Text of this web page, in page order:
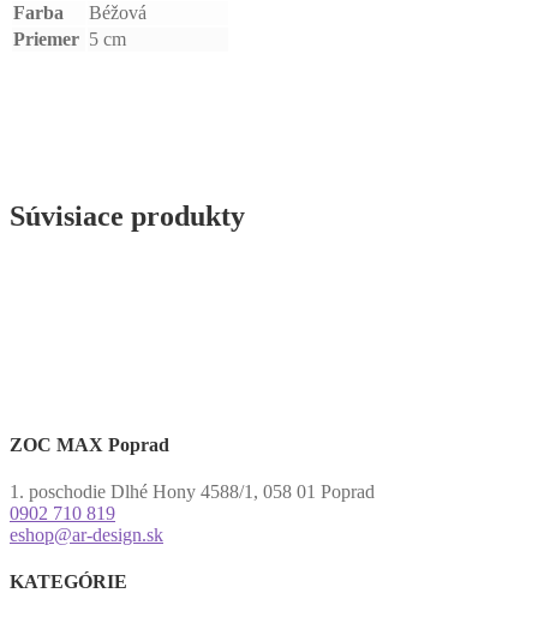
Farba
Béžová
Priemer 5 cm
Súvisiace produkty
ZOC MAX Poprad
1. poschodie Dlhé Hony 4588/1, 058 01 Poprad
0902 710 819
eshop@ar-design.sk
KATEGÓRIE